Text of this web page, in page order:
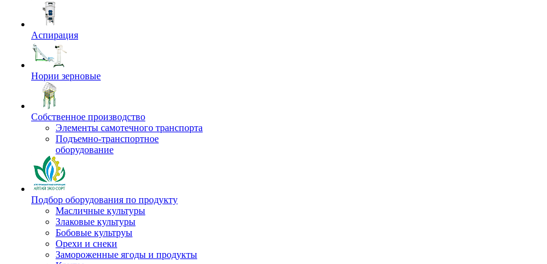
Аспирация
Нории зерновые
Собственное производство
Элементы самотечного транспорта
Подъемно-транспортное
оборудование
Подбор оборудования по продукту
Масличные культуры
Злаковые культуры
Бобовые культруы
Орехи и снеки
Замороженные ягоды и продукты